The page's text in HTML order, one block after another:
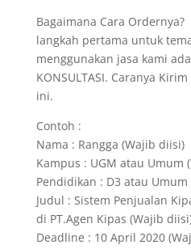
Bagaimana Cara Ordernya?
langkah pertama untuk
menggunakan jasa kami
KONSULTASI. Caranya
ini.
Contoh :
Nama : Rangga (Wajib diisi)
Kampus : UGM atau Umum
Pendidikan : D3 atau
Judul : Sistem Penjualan
di PT.Agen Kipas (Wajib
Deadline : 10 April 2020